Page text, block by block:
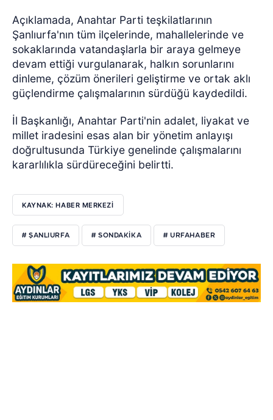
Açıklamada, Anahtar Parti teşkilatlarının
Şanlıurfa'nın tüm ilçelerinde, mahallelerinde ve
sokaklarında vatandaşlarla bir araya gelmeye
devam ettiği vurgulanarak, halkın sorunlarını
dinleme, çözüm önerileri geliştirme ve ortak aklı
güçlendirme çalışmalarının sürdüğü kaydedildi.
İl Başkanlığı, Anahtar Parti'nin adalet, liyakat ve
millet iradesini esas alan bir yönetim anlayışı
doğrultusunda Türkiye genelinde çalışmalarını
kararlılıkla sürdüreceğini belirtti.
KAYNAK: HABER MERKEZİ
# ŞANLIURFA # SONDAKİKA # URFAHABER